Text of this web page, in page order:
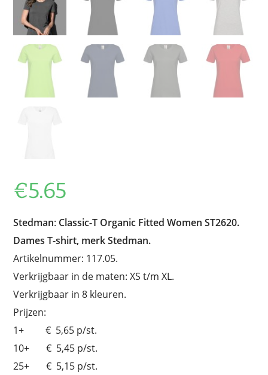
€5.65
Stedman: Classic-T Organic Fitted Women ST2620.
Dames T-shirt, merk Stedman.
Artikelnummer: 117.05.
Verkrijgbaar in de maten: XS t/m XL.
Verkrijgbaar in 8 kleuren.
Prijzen:
1+ € 5,65 p/st.
10+ € 5,45 p/st.
25+ € 5,15 p/st.